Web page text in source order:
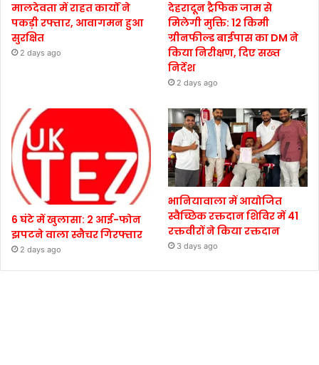
मालदेवता में राहत कार्यों ने
पकड़ी रफ्तार, आवागमन हुआ
सुरक्षित
2 days ago
देहरादून ट्रैफिक जाम से
मिलेगी मुक्ति: 12 किमी
ग्रीनफील्ड बाईपास का DM ने
किया निरीक्षण, दिए सख्त
निर्देश
2 days ago
6 घंटे में खुलासा: 2 आई-फोन
झपटने वाला स्नैचर गिरफ्तार
2 days ago
भानियावाला में आयोजित
स्वैच्छिक रक्तदान शिविर में 41
रक्तवीरों ने किया रक्तदान
3 days ago